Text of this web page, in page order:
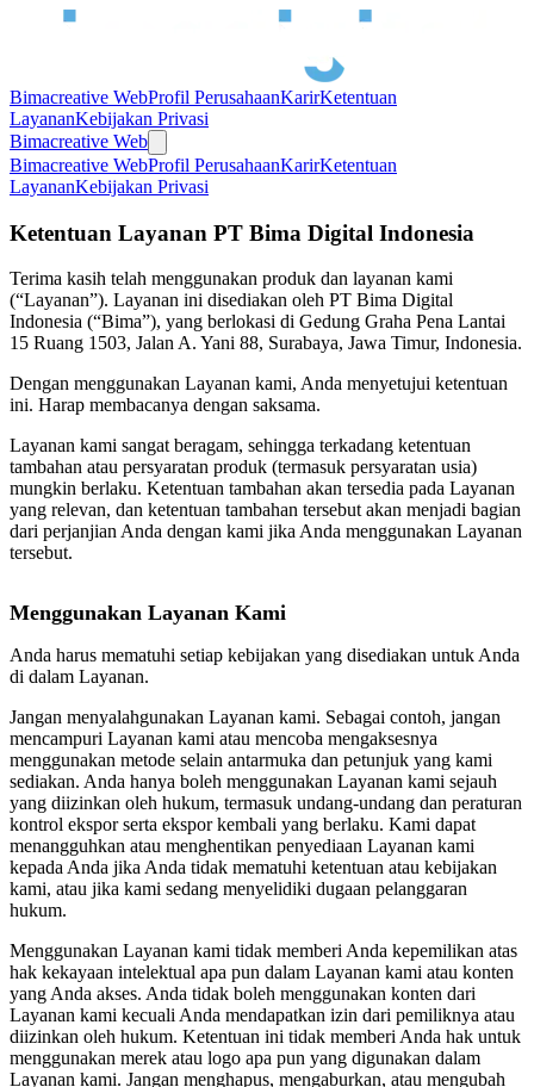
Bimacreative WebProfil PerusahaanKarirKetentuan
LayananKebijakan Privasi
Bimacreative Web
Bimacreative WebProfil PerusahaanKarirKetentuan
LayananKebijakan Privasi
Ketentuan Layanan PT Bima Digital Indonesia
Terima kasih telah menggunakan produk dan layanan kami
(“Layanan”). Layanan ini disediakan oleh PT Bima Digital
Indonesia (“Bima”), yang berlokasi di Gedung Graha Pena Lantai
15 Ruang 1503, Jalan A. Yani 88, Surabaya, Jawa Timur, Indonesia.
Dengan menggunakan Layanan kami, Anda menyetujui ketentuan
ini. Harap membacanya dengan saksama.
Layanan kami sangat beragam, sehingga terkadang ketentuan
tambahan atau persyaratan produk (termasuk persyaratan usia)
mungkin berlaku. Ketentuan tambahan akan tersedia pada Layanan
yang relevan, dan ketentuan tambahan tersebut akan menjadi bagian
dari perjanjian Anda dengan kami jika Anda menggunakan Layanan
tersebut.
Menggunakan Layanan Kami
Anda harus mematuhi setiap kebijakan yang disediakan untuk Anda
di dalam Layanan.
Jangan menyalahgunakan Layanan kami. Sebagai contoh, jangan
mencampuri Layanan kami atau mencoba mengaksesnya
menggunakan metode selain antarmuka dan petunjuk yang kami
sediakan. Anda hanya boleh menggunakan Layanan kami sejauh
yang diizinkan oleh hukum, termasuk undang-undang dan peraturan
kontrol ekspor serta ekspor kembali yang berlaku. Kami dapat
menangguhkan atau menghentikan penyediaan Layanan kami
kepada Anda jika Anda tidak mematuhi ketentuan atau kebijakan
kami, atau jika kami sedang menyelidiki dugaan pelanggaran
hukum.
Menggunakan Layanan kami tidak memberi Anda kepemilikan atas
hak kekayaan intelektual apa pun dalam Layanan kami atau konten
yang Anda akses. Anda tidak boleh menggunakan konten dari
Layanan kami kecuali Anda mendapatkan izin dari pemiliknya atau
diizinkan oleh hukum. Ketentuan ini tidak memberi Anda hak untuk
menggunakan merek atau logo apa pun yang digunakan dalam
Layanan kami. Jangan menghapus, mengaburkan, atau mengubah